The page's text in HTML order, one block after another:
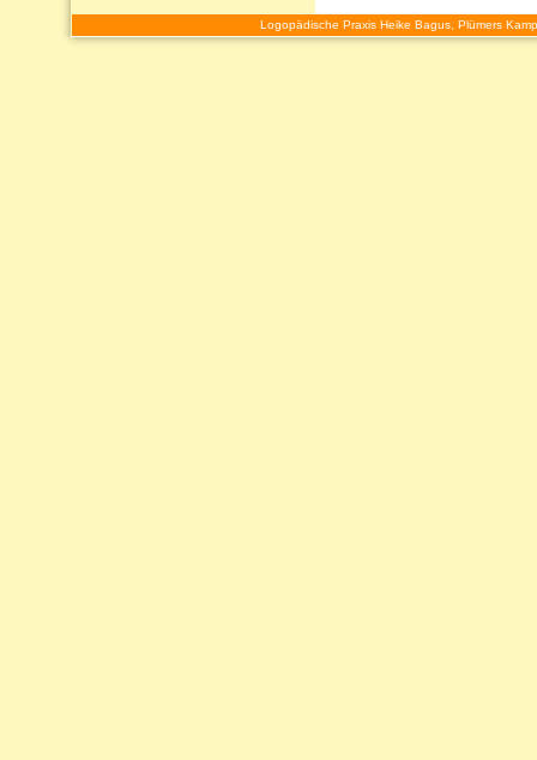
Logopädische Praxis Heike Bagus, Plümers